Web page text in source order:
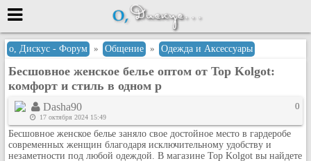
Меню
или войти через
Вход с 7ooo.ru
Регистрация
о, Дискус - Форум » Общение » Одежда и Аксессуары
Бесшовное женское белье оптом от Top Kolgot:
комфорт и стиль в одном р
Dasha90
17 октября 2024 15:49
0
Бесшовное женское белье заняло свое достойное место в гардеробе
современных женщин благодаря исключительному удобству и
незаметности под любой одеждой. В магазине Top Kolgot вы найдете